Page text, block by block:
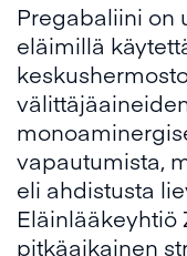
Pregabaliini on
eläimillä
vapautumista,
eli ahdistusta
Eläinlääkeyhtiö
pitkäaikainen